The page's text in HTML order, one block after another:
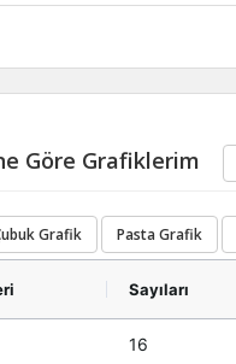
Göre Grafiklerim
Grafik Pasta Grafik
Sayıları
16